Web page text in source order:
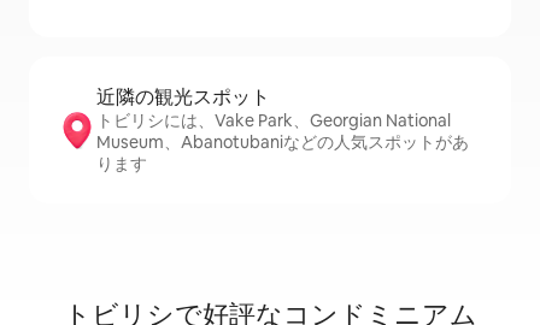
近隣の観光ス⁠ポ⁠ッ⁠ト
トビリシには、Vake Park、Georgian National
Museum、Abanotubaniなどの人気スポットがあ
ります
トビリシで好評なコンドミニアム